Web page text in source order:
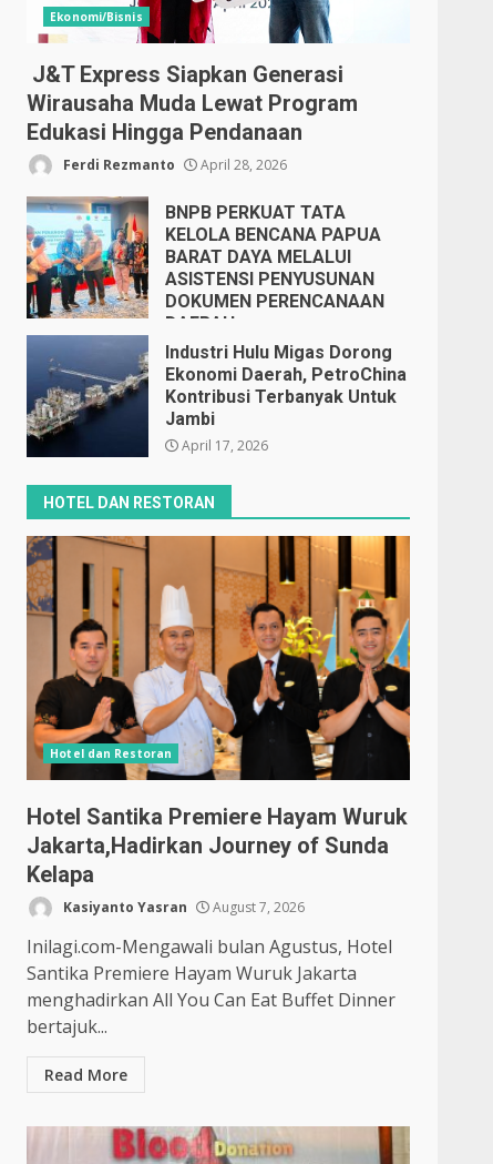
Ekonomi/Bisnis
J&T Express Siapkan Generasi
Wirausaha Muda Lewat Program
Edukasi Hingga Pendanaan
Ferdi Rezmanto April 28, 2026
BNPB PERKUAT TATA
KELOLA BENCANA PAPUA
BARAT DAYA MELALUI
ASISTENSI PENYUSUNAN
DOKUMEN PERENCANAAN
DAERAH
April 17, 2026
Industri Hulu Migas Dorong
Ekonomi Daerah, PetroChina
Kontribusi Terbanyak Untuk
Jambi
April 17, 2026
HOTEL DAN RESTORAN
Hotel dan Restoran
Hotel Santika Premiere Hayam Wuruk
Jakarta,Hadirkan Journey of Sunda
Kelapa
Kasiyanto Yasran August 7, 2026
Inilagi.com-Mengawali bulan Agustus, Hotel
Santika Premiere Hayam Wuruk Jakarta
menghadirkan All You Can Eat Buffet Dinner
bertajuk...
Read More